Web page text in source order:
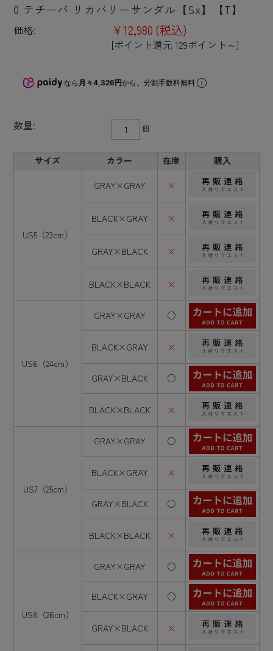
0 テチーバ リカバリーサンダル【Sx】【T】
価格: ¥12,980 (税込)
[ポイント還元 129ポイント～]
なら 月々4,326円から。分割手数料無料
数量: 個
サイズ カラー 在庫 購入
US5（23cm）
GRAY×GRAY ×
BLACK×GRAY ×
GRAY×BLACK ×
BLACK×BLACK ×
US6（24cm）
GRAY×GRAY ○
BLACK×GRAY ×
GRAY×BLACK ○
BLACK×BLACK ×
US7（25cm）
GRAY×GRAY ○
BLACK×GRAY ×
GRAY×BLACK ○
BLACK×BLACK ×
US8（26cm）
GRAY×GRAY ○
BLACK×GRAY ○
GRAY×BLACK ×